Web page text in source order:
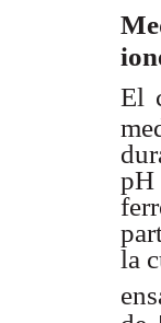
El
pH
la